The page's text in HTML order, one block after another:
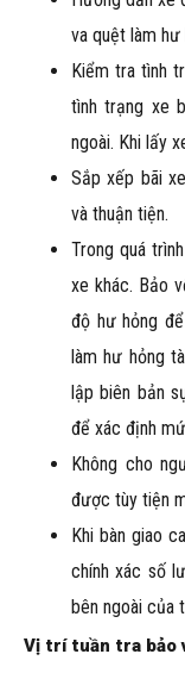
va quệt làm hư
Kiểm tra tình
tình trạng xe
ngoài. Khi lấy
Sắp xếp bãi
và thuận tiện.
Trong quá
xe khác. Bảo
độ hư hỏng
làm hư hỏng
lập biên bản
để xác định
Không cho
được tùy tiện
Khi bàn giao
chính xác số
bên ngoài của
Vị trí tuần tra bảo